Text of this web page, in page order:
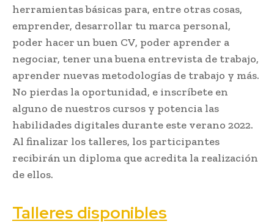
herramientas básicas para, entre otras cosas,
emprender, desarrollar tu marca personal,
poder hacer un buen CV, poder aprender a
negociar, tener una buena entrevista de trabajo,
aprender nuevas metodologías de trabajo y más.
No pierdas la oportunidad, e inscríbete en
alguno de nuestros cursos y potencia las
habilidades digitales durante este verano 2022.
Al finalizar los talleres, los participantes
recibirán un diploma que acredita la realización
de ellos.
Talleres disponibles